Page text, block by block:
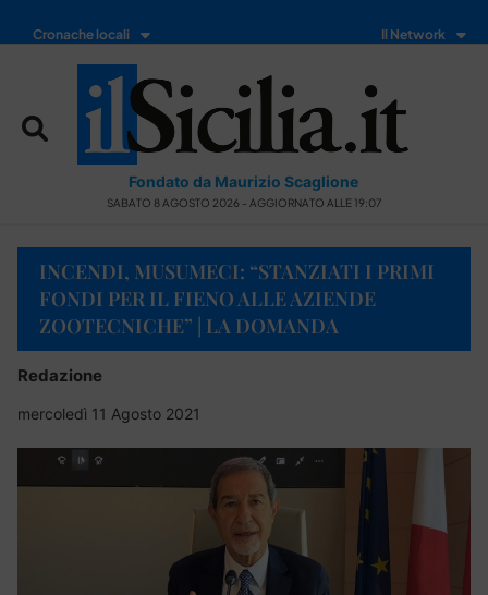
Cronache locali Il Network
Fondato da Maurizio Scaglione
SABATO 8 AGOSTO 2026 - AGGIORNATO ALLE 19:07
INCENDI, MUSUMECI: “STANZIATI I PRIMI
FONDI PER IL FIENO ALLE AZIENDE
ZOOTECNICHE” | LA DOMANDA
Redazione
mercoledì 11 Agosto 2021